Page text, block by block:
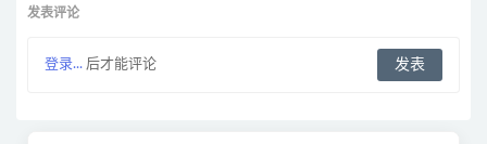
发表评论
登录... 后才能评论